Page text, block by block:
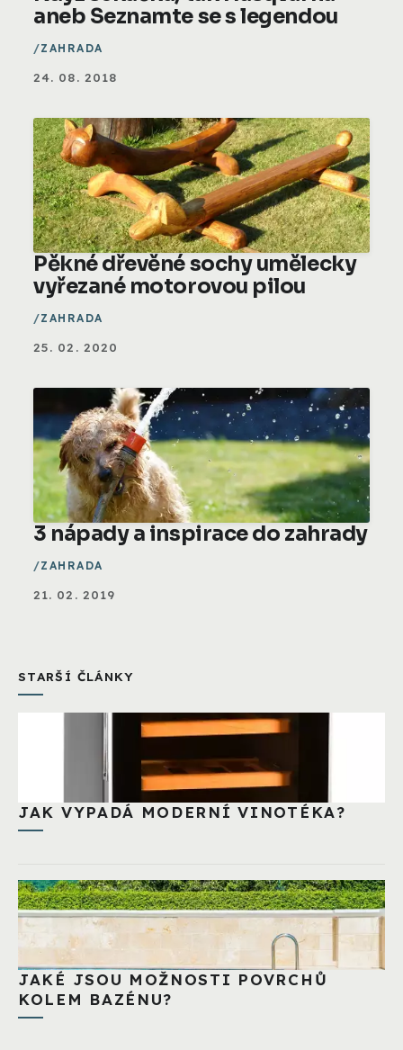
aneb Seznamte se s legendou
ZAHRADA
24. 08. 2018
Pěkné dřevěné sochy umělecky
vyřezané motorovou pilou
ZAHRADA
25. 02. 2020
3 nápady a inspirace do zahrady
ZAHRADA
21. 02. 2019
STARŠÍ ČLÁNKY
JAK VYPADÁ MODERNÍ VINOTÉKA?
JAKÉ JSOU MOŽNOSTI POVRCHŮ
KOLEM BAZÉNU?